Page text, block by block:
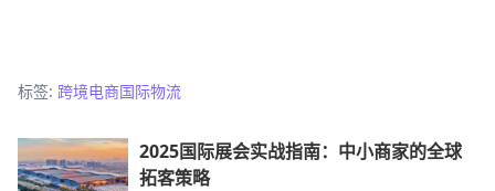
标签: 跨境电商国际物流
2025国际展会实战指南：中小商家的全球
拓客策略